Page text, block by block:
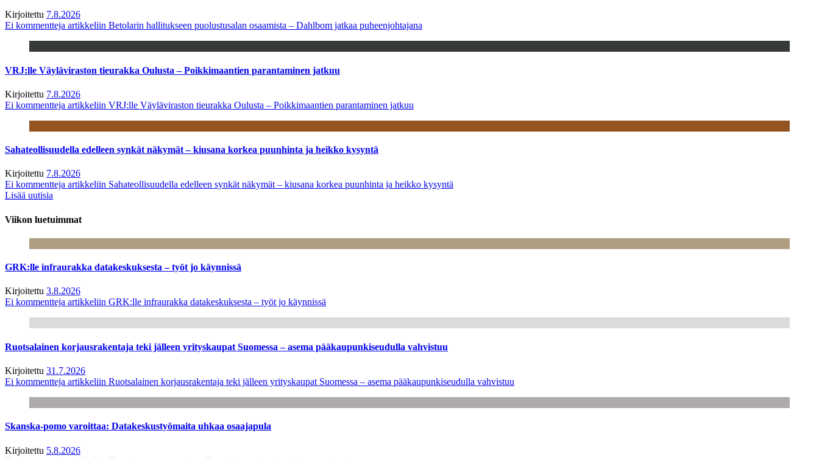
Kirjoitettu 7.8.2026
Ei kommentteja artikkeliin Betolarin hallitukseen puolustusalan osaamista – Dahlbom jatkaa puheenjohtajana
VRJ:lle Väyläviraston tieurakka Oulusta – Poikkimaantien parantaminen jatkuu
Kirjoitettu 7.8.2026
Ei kommentteja artikkeliin VRJ:lle Väyläviraston tieurakka Oulusta – Poikkimaantien parantaminen jatkuu
Sahateollisuudella edelleen synkät näkymät – kiusana korkea puunhinta ja heikko kysyntä
Kirjoitettu 7.8.2026
Ei kommentteja artikkeliin Sahateollisuudella edelleen synkät näkymät – kiusana korkea puunhinta ja heikko kysyntä
Lisää uutisia
Viikon luetuimmat
GRK:lle infraurakka datakeskuksesta – työt jo käynnissä
Kirjoitettu 3.8.2026
Ei kommentteja artikkeliin GRK:lle infraurakka datakeskuksesta – työt jo käynnissä
Ruotsalainen korjausrakentaja teki jälleen yrityskaupat Suomessa – asema pääkaupunkiseudulla vahvistuu
Kirjoitettu 31.7.2026
Ei kommentteja artikkeliin Ruotsalainen korjausrakentaja teki jälleen yrityskaupat Suomessa – asema pääkaupunkiseudulla vahvistuu
Skanska-pomo varoittaa: Datakeskustyömaita uhkaa osaajapula
Kirjoitettu 5.8.2026